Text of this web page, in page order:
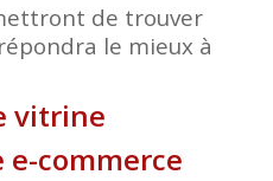
de trouver
le mieux à
vitrine
e-commerce